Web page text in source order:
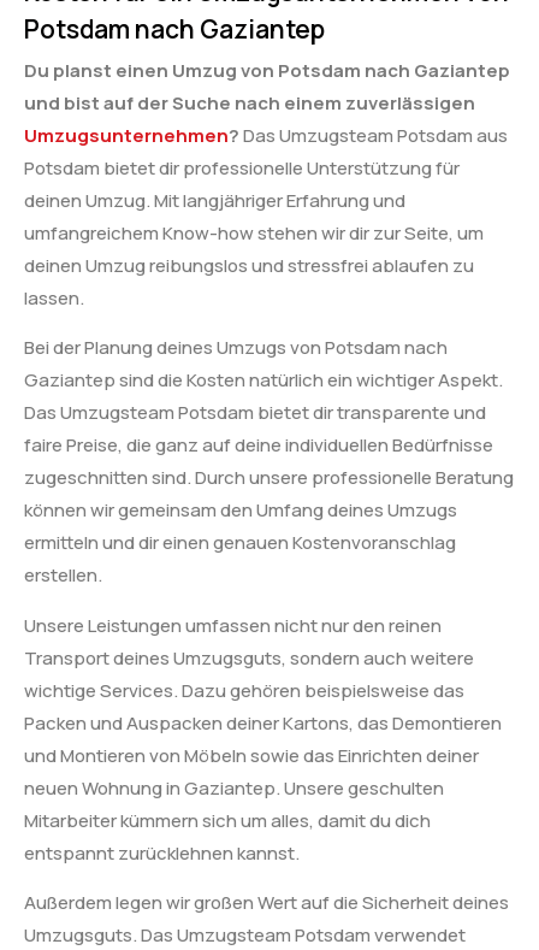
Potsdam nach Gaziantep
Du planst einen Umzug von Potsdam nach Gaziantep
und bist auf der Suche nach einem zuverlässigen
Umzugsunternehmen?Das Umzugsteam Potsdam aus
Potsdam bietet dir professionelle Unterstützung für
deinen Umzug. Mit langjähriger Erfahrung und
umfangreichem Know-how stehen wir dir zur Seite, um
deinen Umzug reibungslos und stressfrei ablaufen zu
lassen.
Bei der Planung deines Umzugs von Potsdam nach
Gaziantep sind die Kosten natürlich ein wichtiger Aspekt.
Das Umzugsteam Potsdam bietet dir transparente und
faire Preise, die ganz auf deine individuellen Bedürfnisse
zugeschnitten sind. Durch unsere professionelle Beratung
können wir gemeinsam den Umfang deines Umzugs
ermitteln und dir einen genauen Kostenvoranschlag
erstellen.
Unsere Leistungen umfassen nicht nur den reinen
Transport deines Umzugsguts, sondern auch weitere
wichtige Services. Dazu gehören beispielsweise das
Packen und Auspacken deiner Kartons, das Demontieren
und Montieren von Möbeln sowie das Einrichten deiner
neuen Wohnung in Gaziantep. Unsere geschulten
Mitarbeiter kümmern sich um alles, damit du dich
entspannt zurücklehnen kannst.
Außerdem legen wir großen Wert auf die Sicherheit deines
Umzugsguts. Das Umzugsteam Potsdam verwendet